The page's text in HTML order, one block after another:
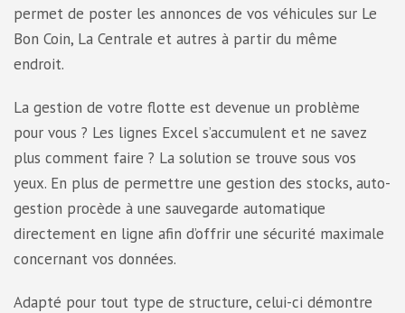
permet de poster les annonces de vos véhicules sur Le
Bon Coin, La Centrale et autres à partir du même
endroit.
La gestion de votre flotte est devenue un problème
pour vous ? Les lignes Excel s’accumulent et ne savez
plus comment faire ? La solution se trouve sous vos
yeux. En plus de permettre une gestion des stocks, auto-
gestion procède à une sauvegarde automatique
directement en ligne afin d’offrir une sécurité maximale
concernant vos données.
Adapté pour tout type de structure, celui-ci démontre